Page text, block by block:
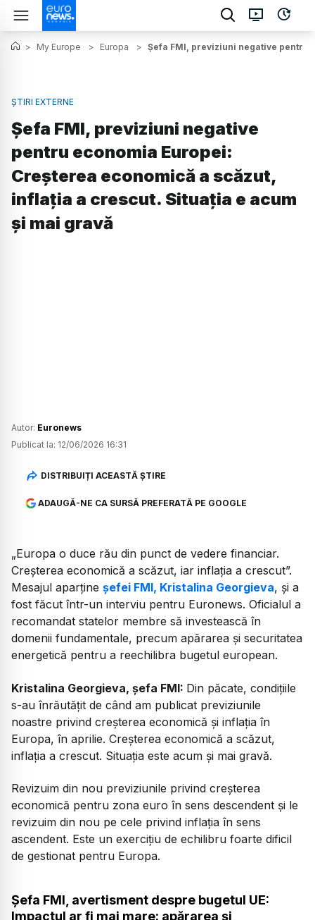
> My Europe > Europa > Șefa FMI, previziuni negative pentru
ȘTIRI EXTERNE
Șefa FMI, previziuni negative
pentru economia Europei:
Creșterea economică a scăzut,
inflația a crescut. Situația e acum
și mai gravă
Autor: Euronews
Publicat la: 12/06/2026 16:31
DISTRIBUIȚI ACEASTĂ ȘTIRE
ADAUGĂ-NE CA SURSĂ PREFERATĂ PE GOOGLE
„Europa o duce rău din punct de vedere financiar.
Creșterea economică a scăzut, iar inflația a crescut”.
Mesajul aparține șefei FMI, Kristalina Georgieva, și a
fost făcut într-un interviu pentru Euronews. Oficialul a
recomandat statelor membre să investească în
domenii fundamentale, precum apărarea și securitatea
energetică pentru a reechilibra bugetul european.
Kristalina Georgieva, șefa FMI: Din păcate, condițiile
s-au înrăutățit de când am publicat previziunile
noastre privind creșterea economică și inflația în
Europa, în aprilie. Creșterea economică a scăzut,
inflația a crescut. Situația este acum și mai gravă.
Revizuim din nou previziunile privind creșterea
economică pentru zona euro în sens descendent și le
revizuim din nou pe cele privind inflația în sens
ascendent. Este un exercițiu de echilibru foarte dificil
de gestionat pentru Europa.
Șefa FMI, avertisment despre bugetul UE:
Impactul ar fi mai mare: apărarea și